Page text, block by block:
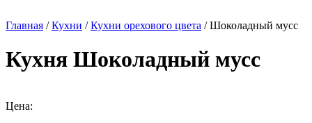
Главная /Кухни /Кухни орехового цвета / Шоколадный мусс
Кухня Шоколадный мусс
Цена: